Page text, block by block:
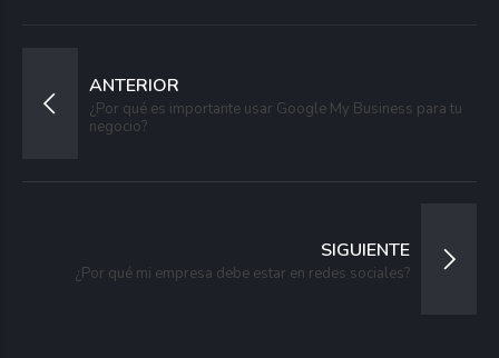
ANTERIOR
¿Por qué es importante usar Google My Business para tu
negocio?
SIGUIENTE
¿Por qué mi empresa debe estar en redes sociales?